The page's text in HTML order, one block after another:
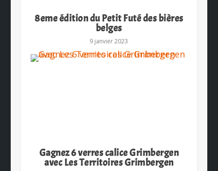
8eme édition du Petit Futé des bières
belges
9 janvier 2023
Gagnez 6 verres calice Grimbergen
avec Les Territoires Grimbergen